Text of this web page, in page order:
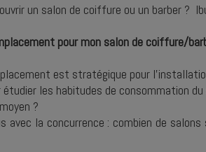
un salon de coiffure ou un barber ?
pour mon salon de coiffure/
est stratégique pour
étudier les habitudes de consommation
?
avec la concurrence : combien de